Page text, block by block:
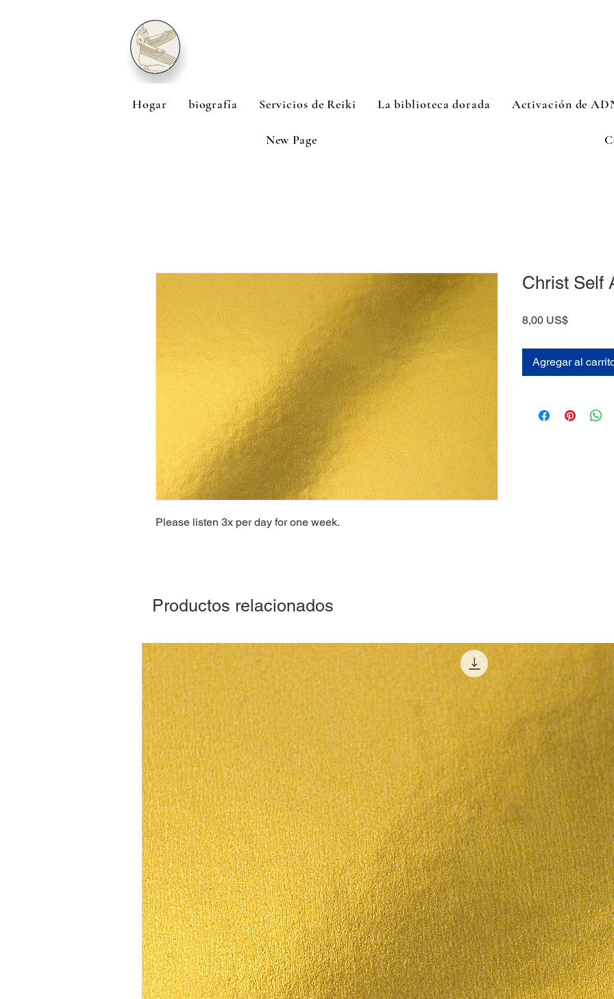
Hogar biografía Servicios de Reiki La biblioteca dorada Activación de
New Page
Please listen 3x per day for one week.
Christ Self
8,00 US$Precio
Agregar al
Productos relacionados